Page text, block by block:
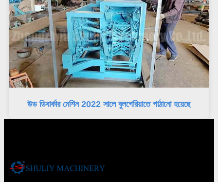
উড ডিবার্কার মেশিন 2022 সালে বুলগেরিয়াতে পাঠানো হয়েছে